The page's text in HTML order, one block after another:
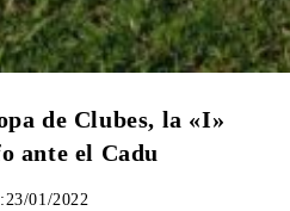
de Clubes, la «I»
ante el Cadu
23/01/2022